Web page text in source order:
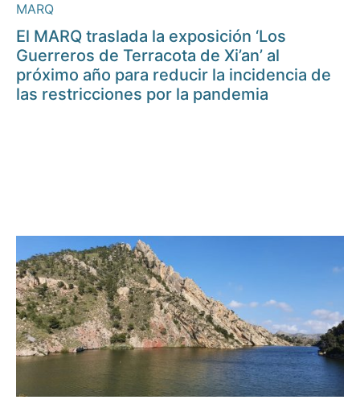
MARQ
El MARQ traslada la exposición ‘Los
Guerreros de Terracota de Xi’an’ al
próximo año para reducir la incidencia de
las restricciones por la pandemia